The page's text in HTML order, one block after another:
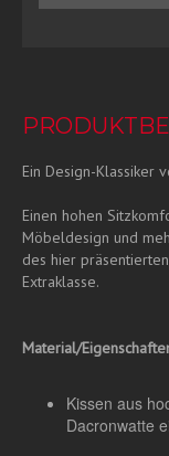
Ein Design-Klassiker
Einen hohen
Möbeldesign und
des hier
Extraklasse.
Material/
Kissen aus
Dacronwatte